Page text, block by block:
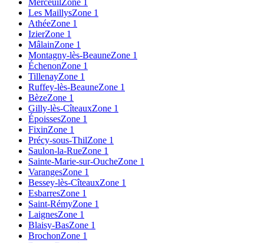
MerceuilZone 1
Les MaillysZone 1
AthéeZone 1
IzierZone 1
MâlainZone 1
Montagny-lès-BeauneZone 1
ÉchenonZone 1
TillenayZone 1
Ruffey-lès-BeauneZone 1
BèzeZone 1
Gilly-lès-CîteauxZone 1
ÉpoissesZone 1
FixinZone 1
Précy-sous-ThilZone 1
Saulon-la-RueZone 1
Sainte-Marie-sur-OucheZone 1
VarangesZone 1
Bessey-lès-CîteauxZone 1
EsbarresZone 1
Saint-RémyZone 1
LaignesZone 1
Blaisy-BasZone 1
BrochonZone 1